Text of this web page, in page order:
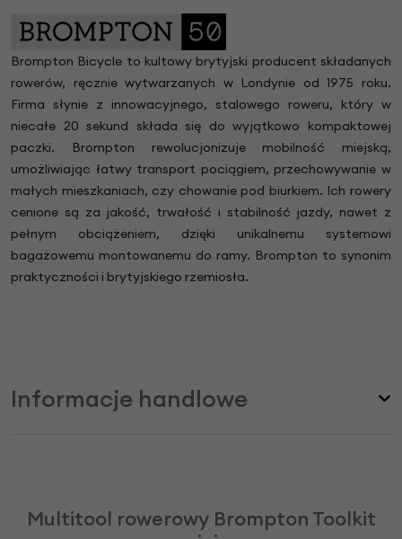
Brompton Bicycle to kultowy brytyjski producent składanych
rowerów, ręcznie wytwarzanych w Londynie od 1975 roku.
Firma słynie z innowacyjnego, stalowego roweru, który w
niecałe 20 sekund składa się do wyjątkowo kompaktowej
paczki. Brompton rewolucjonizuje mobilność miejską,
umożliwiając łatwy transport pociągiem, przechowywanie w
małych mieszkaniach, czy chowanie pod biurkiem. Ich rowery
cenione są za jakość, trwałość i stabilność jazdy, nawet z
pełnym obciążeniem, dzięki unikalnemu systemowi
bagażowemu montowanemu do ramy. Brompton to synonim
praktyczności i brytyjskiego rzemiosła.
Informacje handlowe
Multitool rowerowy Brompton Toolkit